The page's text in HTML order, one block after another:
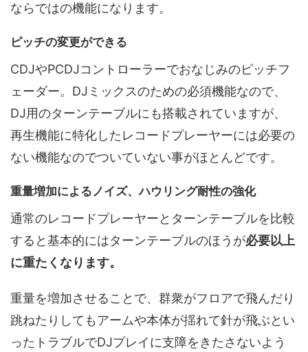
ならではの機能になります。
ピッチの変更ができる
CDJやPCDJコントローラーでおなじみのピッチフ
ェーダー。DJミックスのための必須機能なので、
DJ用のターンテーブルにも搭載されていますが、
再生機能に特化したレコードプレーヤーには必要の
ない機能なのでついていない事がほとんどです。
重量増加によるノイズ、ハウリング耐性の強化
通常のレコードプレーヤーとターンテーブルを比較
すると基本的にはターンテーブルのほうが必要以上
に重たくなります。
重量を増加させることで、群衆がフロアで飛んだり
跳ねたりしてもアームや本体が揺れて針が飛ぶとい
ったトラブルでDJプレイに支障をきたさないよう